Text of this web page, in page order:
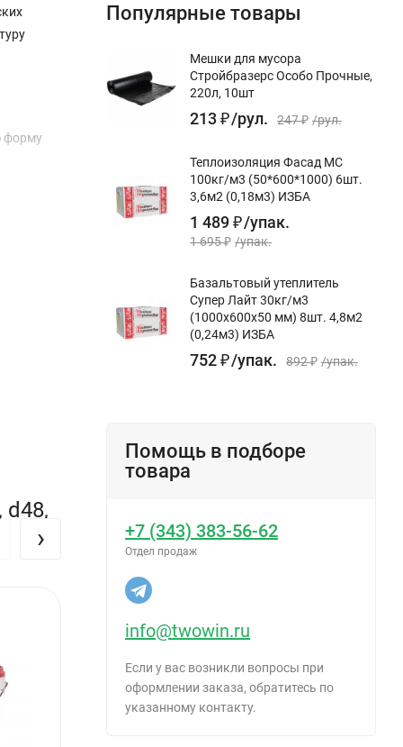
форму
›
Популярные товары
Мешки для мусора
Стройбразерс Особо Прочные,
220л, 10шт
213₽/рул. 247₽ /рул.
Теплоизоляция Фасад МС
100кг/м3 (50*600*1000) 6шт.
3,6м2 (0,18м3) ИЗБА
1 489₽/упак.
1 695₽ /упак.
Базальтовый утеплитель
Супер Лайт 30кг/м3
(1000х600х50 мм) 8шт. 4,8м2
(0,24м3) ИЗБА
752₽/упак. 892₽ /упак.
Помощь в подборе
товара
+7 (343) 383-56-62
Отдел продаж
info@twowin.ru
Если у вас возникли вопросы при
оформлении заказа, обратитесь по
указанному контакту.